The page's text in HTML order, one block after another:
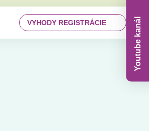
VYHODY REGISTRÁCIE Youtube kanál